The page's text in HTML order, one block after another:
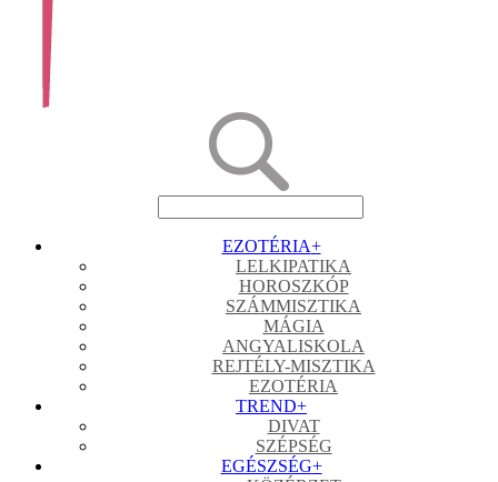
EZOTÉRIA+
LELKIPATIKA
HOROSZKÓP
SZÁMMISZTIKA
MÁGIA
ANGYALISKOLA
REJTÉLY-MISZTIKA
EZOTÉRIA
TREND+
DIVAT
SZÉPSÉG
EGÉSZSÉG+